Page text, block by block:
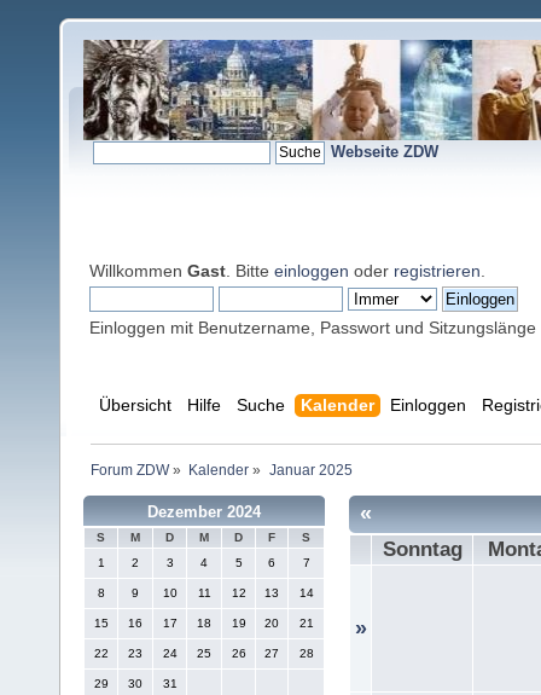
Webseite ZDW
Willkommen Gast . Bitte einloggen oder registrieren
Einloggen mit Benutzername, Passwort und Sitzungslänge
Übersicht Hilfe Suche Kalender Einloggen
Forum ZDW» Kalender » Januar 2025
Dezember 2024
S M D M D F
S
1
2 3 4 5 6 7
8 9 10 11 12 13 14
15 16 17 18 19 20 21
22 23 24 25 26 27 28
29 30 31
«
Sonntag
»